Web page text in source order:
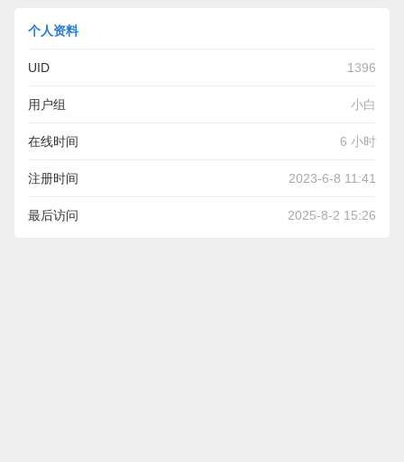
个人资料
UID 1396
用户组 小白
在线时间 6 小时
注册时间 2023-6-8 11:41
最后访问 2025-8-2 15:26